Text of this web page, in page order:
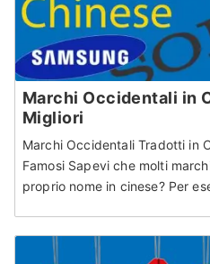
Marchi Occidentali in
Migliori
Marchi Occidentali Tradotti in
Famosi Sapevi che molti
proprio nome in cinese? Per